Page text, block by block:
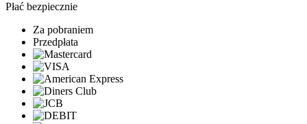
Płać bezpiecznie
Za pobraniem
Przedpłata